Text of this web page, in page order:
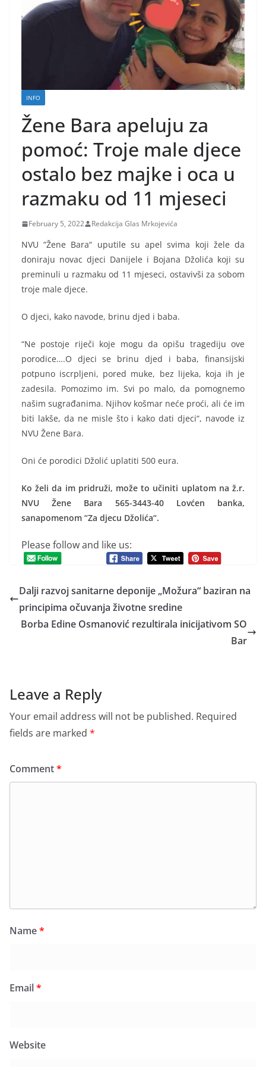
INFO
Žene Bara apeluju za
pomoć: Troje male djece
ostalo bez majke i oca u
razmaku od 11 mjeseci
February 5, 2022 Redakcija Glas Mrkojevića
NVU “Žene Bara“ uputile su apel svima koji žele da
doniraju novac djeci Danijele i Bojana Džolića koji su
preminuli u razmaku od 11 mjeseci, ostavivši za sobom
troje male djece.
O djeci, kako navode, brinu djed i baba.
“Ne postoje riječi koje mogu da opišu tragediju ove
porodice….O djeci se brinu djed i baba, finansijski
potpuno iscrpljeni, pored muke, bez lijeka, koja ih je
zadesila. Pomozimo im. Svi po malo, da pomognemo
našim sugrađanima. Njihov košmar neće proći, ali će im
biti lakše, da ne misle što i kako dati djeci“, navode iz
NVU Žene Bara.
Oni će porodici Džolić uplatiti 500 eura.
Ko želi da im pridruži, može to učiniti uplatom na ž.r.
NVU Žene Bara 565-3443-40 Lovćen banka,
sanapomenom “Za djecu Džolića“.
Please follow and like us:
Dalji razvoj sanitarne deponije „Možura“ baziran na
principima očuvanja životne sredine
Borba Edine Osmanović rezultirala inicijativom SO
Bar
Leave a Reply
Your email address will not be published. Required
fields are marked *
Comment*
Name*
Email*
Website